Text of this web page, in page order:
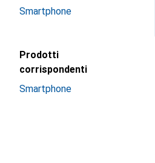
Smartphone
Prodotti
corrispondenti
Smartphone